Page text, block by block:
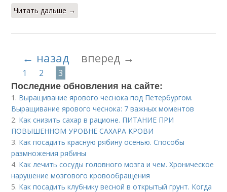
Читать дальше →
← назад вперед →
1 2 3
Последние обновления на сайте:
1. Выращивание ярового чеснока под Петербургом.
Выращивание ярового чеснока: 7 важных моментов
2. Как снизить сахар в рационе. ПИТАНИЕ ПРИ
ПОВЫШЕННОМ УРОВНЕ САХАРА КРОВИ
3. Как посадить красную рябину осенью. Способы
размножения рябины
4. Как лечить сосуды головного мозга и чем. Хроническое
нарушение мозгового кровообращения
5. Как посадить клубнику весной в открытый грунт. Когда